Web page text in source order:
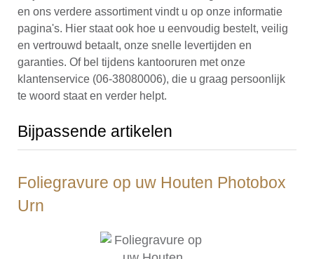
en ons verdere assortiment vindt u op onze informatie
pagina's. Hier staat ook hoe u eenvoudig bestelt, veilig
en vertrouwd betaalt, onze snelle levertijden en
garanties. Of bel tijdens kantooruren met onze
klantenservice (06-38080006), die u graag persoonlijk
te woord staat en verder helpt.
Bijpassende artikelen
Foliegravure op uw Houten Photobox
Urn